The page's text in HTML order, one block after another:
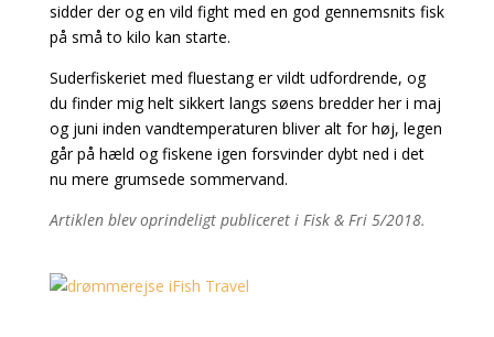
sidder der og en vild fight med en god gennemsnits fisk
på små to kilo kan starte.
Suderfiskeriet med fluestang er vildt udfordrende, og
du finder mig helt sikkert langs søens bredder her i maj
og juni inden vandtemperaturen bliver alt for høj, legen
går på hæld og fiskene igen forsvinder dybt ned i det
nu mere grumsede sommervand.
Artiklen blev oprindeligt publiceret i Fisk & Fri 5/2018.